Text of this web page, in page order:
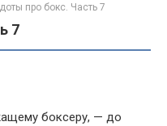
про бокс. Часть 7
7
боксеру, — до